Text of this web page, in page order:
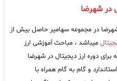
در شهرضا
در مجموعه سهامیر حاصل بیش از
میباشد ، مباحث آموزشی ارز
دوره ارز دیجیتال در شهرضا
و گام به گام همراه با